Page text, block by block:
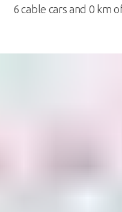
6 cable cars and 0 km